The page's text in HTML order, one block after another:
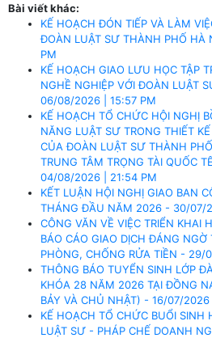
Bài viết khác:
KẾ HOẠCH ĐÓN TIẾP VÀ LÀM
ĐOÀN LUẬT SƯ THÀNH PHỐ
PM
KẾ HOẠCH GIAO LƯU HỌC TẬP
NGHỀ NGHIỆP VỚI ĐOÀN LUẬT
06/08/2026 | 15:57 PM
KẾ HOẠCH TỔ CHỨC HỘI NGHỊ
NĂNG LUẬT SƯ TRONG THIẾT
CỦA ĐOÀN LUẬT SƯ THÀNH
TRUNG TÂM TRỌNG TÀI QUỐC
04/08/2026 | 21:54 PM
KẾT LUẬN HỘI NGHỊ GIAO BAN
THÁNG ĐẦU NĂM 2026 - 30/07/
CÔNG VĂN VỀ VIỆC TRIỂN KHAI
BÁO CÁO GIAO DỊCH ĐÁNG
PHÒNG, CHỐNG RỬA TIỀN - 29/
THÔNG BÁO TUYỂN SINH LỚP
KHÓA 28 NĂM 2026 TẠI ĐỒNG
BẢY VÀ CHỦ NHẬT) - 16/07/2026
KẾ HOẠCH TỔ CHỨC BUỔI SINH
LUẬT SƯ - PHÁP CHẾ DOANH